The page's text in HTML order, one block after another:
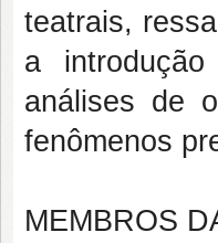
teatrais,
a
análises de
fenômenos
MEMBROS